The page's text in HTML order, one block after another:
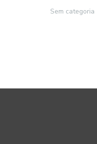
Sem categoria